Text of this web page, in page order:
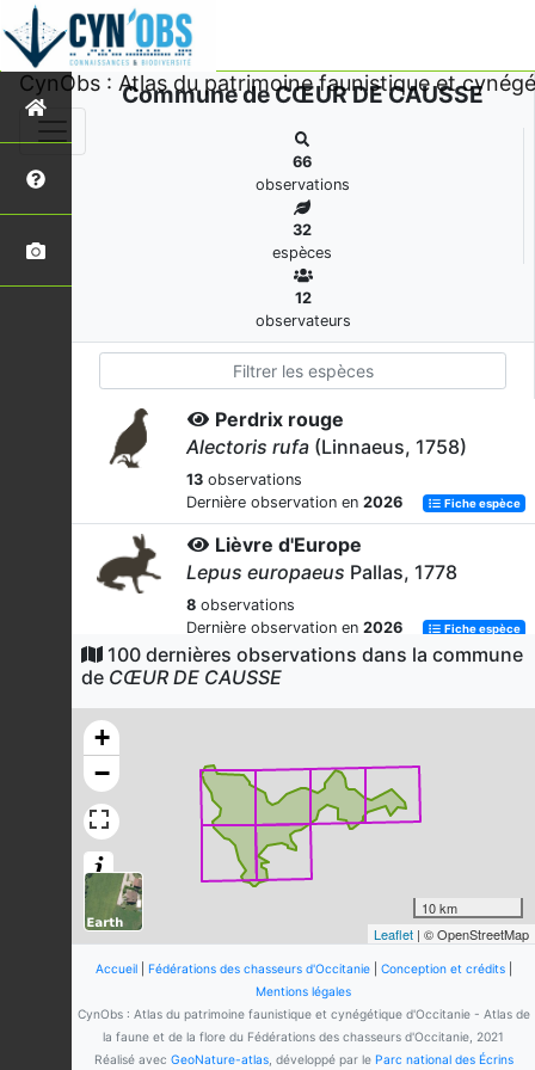
CynObs : Atlas du patrimoine faunistique et
Commune de CŒUR DE CAUSSE
66
observations
32
espèces
12
observateurs
Perdrix rouge
Alectoris rufa (Linnaeus, 1758)
13 observations
Dernière observation en 2026 Fiche espèce
Lièvre d'Europe
Lepus europaeus Pallas, 1778
8 observations
Dernière observation en 2026 Fiche espèce
Chevreuil européen
Dernière observation en
Tourterelle des bois
Streptopelia turtur
observations
Fiche espèce
Renard roux
Vulpes vulpes(Linnaeus, 1758)
Dernière observation en2026
100 dernières observations dans la commune
de CŒUR DE CAUSSE
+
−
10 km
Leaflet | © OpenStreetMap
Accueil| Fédérations des chasseurs d'Occitanie| Conception et crédits|
Mentions légales
CynObs : Atlas du patrimoine faunistique et cynégétique d'Occitanie - Atlas de
la faune et de la flore du Fédérations des chasseurs d'Occitanie, 2021
Réalisé avec GeoNature-atlas, développé par le Parc national des Écrins